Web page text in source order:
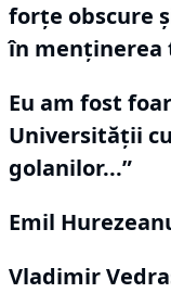
forţe obscure
în menţinerea
Eu am fost
Universităţii
golanilor...”
Emil
Vladimir